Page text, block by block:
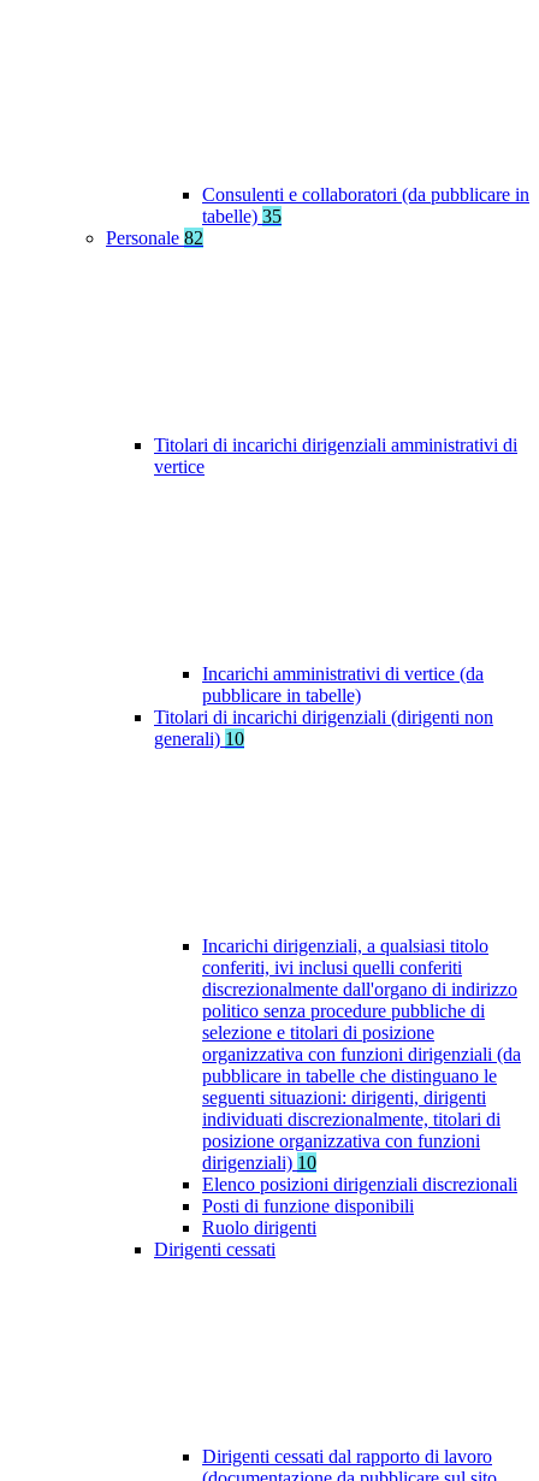
Consulenti e collaboratori (da pubblicare in
tabelle) 35
Personale 82
Titolari di incarichi dirigenziali amministrativi di
vertice
Incarichi amministrativi di vertice (da
pubblicare in tabelle)
Titolari di incarichi dirigenziali (dirigenti non
generali) 10
Incarichi dirigenziali, a qualsiasi titolo
conferiti, ivi inclusi quelli conferiti
discrezionalmente dall'organo di indirizzo
politico senza procedure pubbliche di
selezione e titolari di posizione
organizzativa con funzioni dirigenziali (da
pubblicare in tabelle che distinguano le
seguenti situazioni: dirigenti, dirigenti
individuati discrezionalmente, titolari di
posizione organizzativa con funzioni
dirigenziali) 10
Elenco posizioni dirigenziali discrezionali
Posti di funzione disponibili
Ruolo dirigenti
Dirigenti cessati
Dirigenti cessati dal rapporto di lavoro